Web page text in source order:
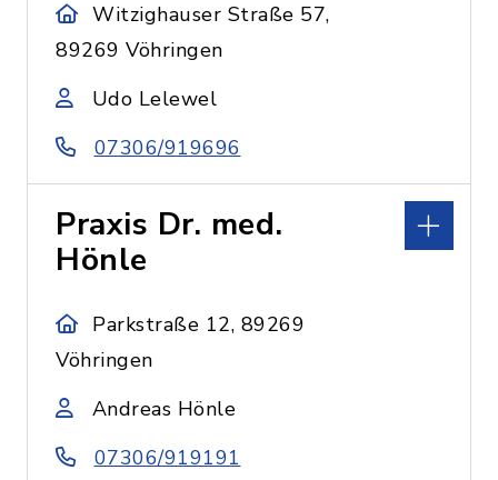
Witzighauser Straße 57,
89269 Vöhringen
Udo Lelewel
07306/919696
Praxis Dr. med.
Hönle
Parkstraße 12, 89269
Vöhringen
Andreas Hönle
07306/919191